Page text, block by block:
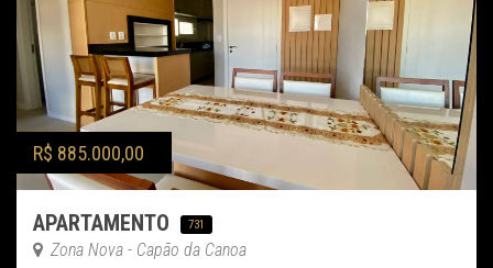
R$ 885.000,00
APARTAMENTO 731
Zona Nova - Capão da Canoa